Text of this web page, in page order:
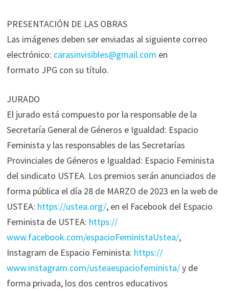
PRESENTACIÓN DE LAS OBRAS
Las imágenes deben ser enviadas al siguiente correo
electrónico: carasinvisibles@gmail.com en
formato JPG con su título.
JURADO
El jurado está compuesto por la responsable de la
Secretaría General de Géneros e Igualdad: Espacio
Feminista y las responsables de las Secretarías
Provinciales de Géneros e Igualdad: Espacio Feminista
del sindicato USTEA. Los premios serán anunciados de
forma pública el día 28 de MARZO de 2023 en la web de
USTEA: https://ustea.org/, en el Facebook del Espacio
Feminista de USTEA: https://
www.facebook.com/espacioFeministaUstea/,
Instagram de Espacio Feminista: https://
www.instagram.com/usteaespaciofeminista/y de
forma privada, los dos centros educativos